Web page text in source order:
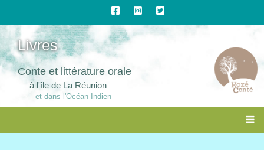
Livres
Conte et littérature orale
à l'île de La Réunion
et dans l'Océan Indien